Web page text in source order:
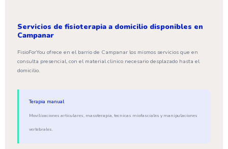
Servicios de fisioterapia a domicilio disponibles en
Campanar
FisioForYou ofrece en el barrio de Campanar los mismos servicios que en
consulta presencial, con el material clinico necesario desplazado hasta el
domicilio.
Terapia manual
Movilizaciones articulares, masoterapia, tecnicas miofasciales y manipulaciones
vertebrales.